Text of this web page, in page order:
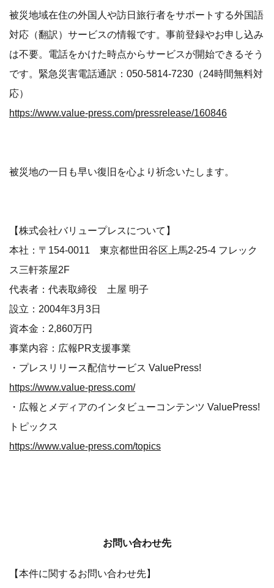
被災地域在住の外国人や訪日旅行者をサポートする外国語
対応（翻訳）サービスの情報です。事前登録やお申し込み
は不要。電話をかけた時点からサービスが開始できるそう
です。緊急災害電話通訳：050-5814-7230（24時間無料対
応）
https://www.value-press.com/pressrelease/160846
被災地の一日も早い復旧を心より祈念いたします。
【株式会社バリュープレスについて】
本社：〒154-0011 東京都世田谷区上馬2-25-4 フレック
ス三軒茶屋2F
代表者：代表取締役 土屋 明子
設立：2004年3月3日
資本金：2,860万円
事業内容：広報PR支援事業
・プレスリリース配信サービス ValuePress!
https://www.value-press.com/
・広報とメディアのインタビューコンテンツ ValuePress!
トピックス
https://www.value-press.com/topics
お問い合わせ先
【本件に関するお問い合わせ先】